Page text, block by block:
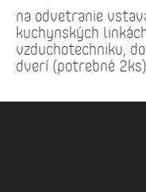
na odvetranie
kuchynských
vzduchotechniku,
dverí (potrebné